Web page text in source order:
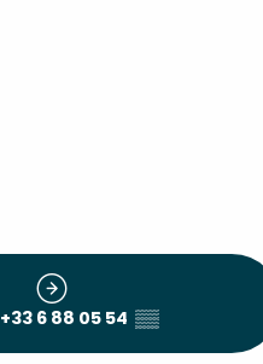
+33 6 88 05 54 ▒▒